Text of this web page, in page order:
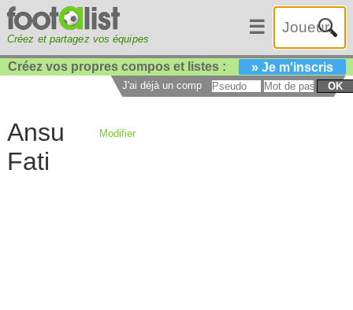
Créez et partagez vos équipes
☰
Créez vos propres compos et listes : » Je m'inscris
J'ai déjà un compte : OK
Ansu
Fati
Modifier